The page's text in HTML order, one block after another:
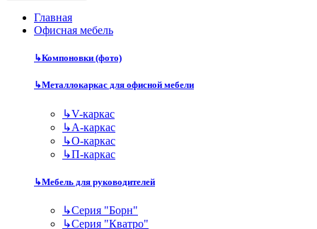
Главная
Офисная мебель
↳Компоновки (фото)
↳Металлокаркас для офисной мебели
↳V-каркас
↳А-каркас
↳О-каркас
↳П-каркас
↳Мебель для руководителей
↳Серия "Борн"
↳Серия "Кватро"